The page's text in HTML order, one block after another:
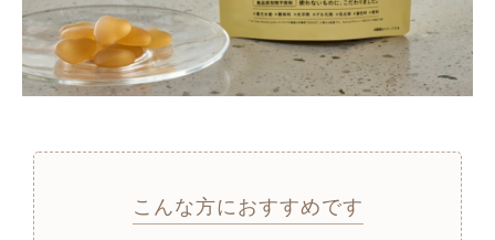
こんな方におすすめです